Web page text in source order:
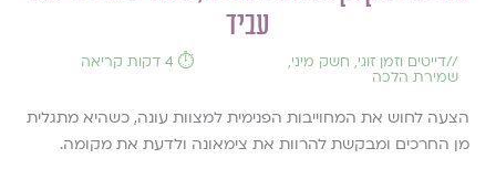
עביד
//דייטים וזמן זוגי, חשק מיני,
שמירת הלכה
⏱️ 4 דקות קריאה
הצעה לחוש את המחוייבות הפנימית למצוות עונה, כשהיא מתגלית
מן החרכים ומבקשת להרוות את צימאונה ולדעת את מקומה.